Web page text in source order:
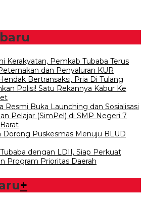
Kerakyatan, Pemkab Tubaba Terus
dan Penyaluran KUR
Bertransaksi, Pria Di Tulang
Polisi! Satu Rekannya Kabur Ke
Resmi Buka Launching dan Sosialisasi
Pelajar (SimPel) di SMP Negeri 7
Dorong Puskesmas Menuju BLUD
dengan LDII, Siap Perkuat
Program Prioritas Daerah
+